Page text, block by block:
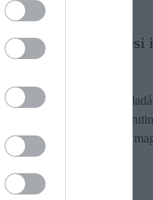
INGATLAN
Miért bízd befektetési
ingatlanosra?
A befektetési ingatlanok
piaci ismeretet, tárgyalási
Sokan próbálkoznak saját
azonban a…